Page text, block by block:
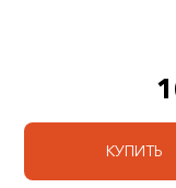
КУПИТЬ